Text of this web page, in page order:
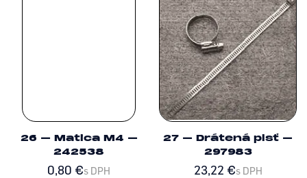
26 – Matica M4 –
242538
0,80 €s DPH
27 – Drátená plsť –
297983
23,22 €s DPH